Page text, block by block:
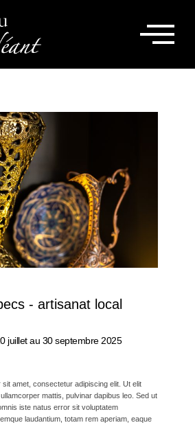
- artisanat local
juillet au 30 septembre 2025
sit amet, consectetur adipiscing elit. Ut elit
mattis, pulvinar dapibus leo. Sed ut
iste natus error sit voluptatem
laudantium, totam rem aperiam, eaque